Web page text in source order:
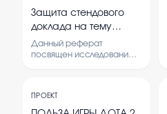
Защита стендового
доклада на тему
Россия без мата
Данный реферат
посвящен исследованию
на культуру и
межличностное общение.
ПРОЕКТ